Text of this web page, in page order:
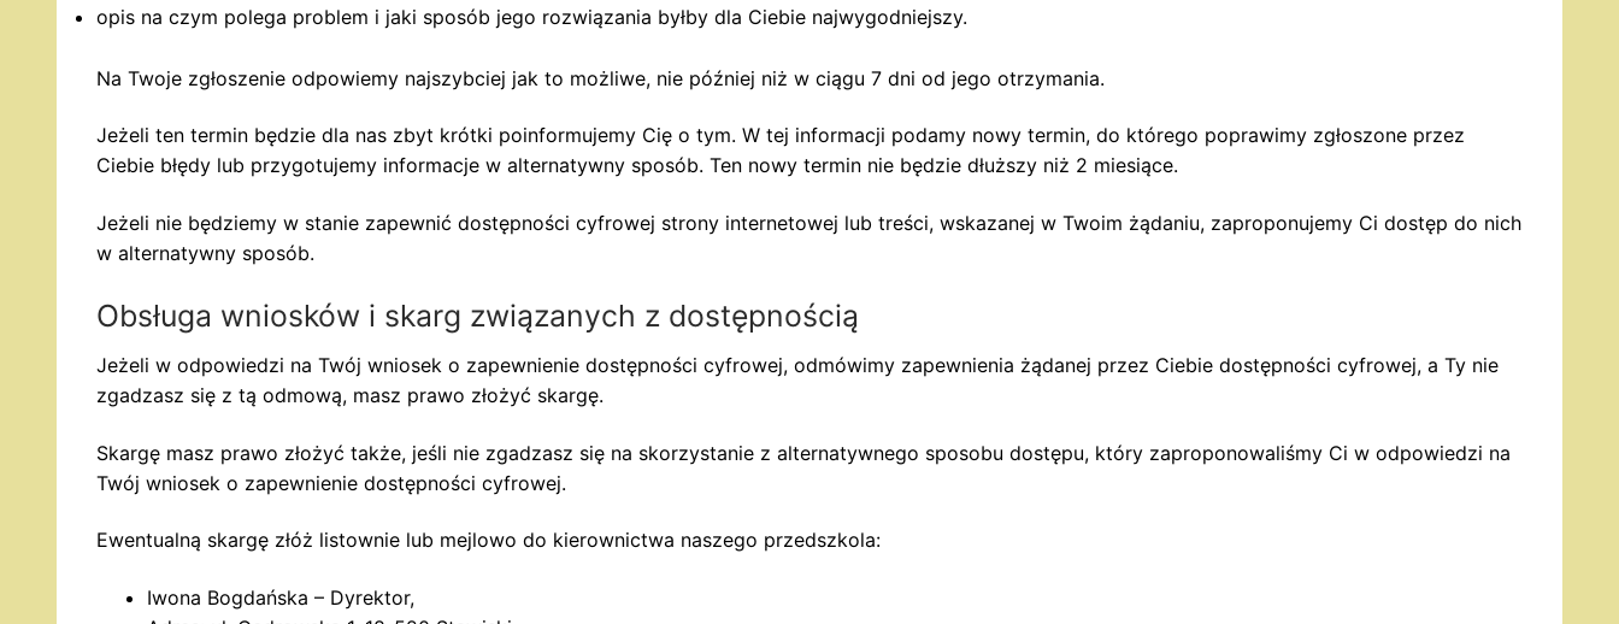
opis na czym polega problem i jaki sposób jego rozwiązania byłby dla Ciebie najwygodniejszy.
Na Twoje zgłoszenie odpowiemy najszybciej jak to możliwe, nie później niż w ciągu 7 dni od jego otrzymania.
Jeżeli ten termin będzie dla nas zbyt krótki poinformujemy Cię o tym. W tej informacji podamy nowy termin, do którego poprawimy zgłoszone przez
Ciebie błędy lub przygotujemy informacje w alternatywny sposób. Ten nowy termin nie będzie dłuższy niż 2 miesiące.
Jeżeli nie będziemy w stanie zapewnić dostępności cyfrowej strony internetowej lub treści, wskazanej w Twoim żądaniu, zaproponujemy Ci dostęp do nich
w alternatywny sposób.
Obsługa wniosków i skarg związanych z dostępnością
Jeżeli w odpowiedzi na Twój wniosek o zapewnienie dostępności cyfrowej, odmówimy zapewnienia żądanej przez Ciebie dostępności cyfrowej, a Ty nie
zgadzasz się z tą odmową, masz prawo złożyć skargę.
Skargę masz prawo złożyć także, jeśli nie zgadzasz się na skorzystanie z alternatywnego sposobu dostępu, który zaproponowaliśmy Ci w odpowiedzi na
Twój wniosek o zapewnienie dostępności cyfrowej.
Ewentualną skargę złóż listownie lub mejlowo do kierownictwa naszego przedszkola:
Iwona Bogdańska – Dyrektor,